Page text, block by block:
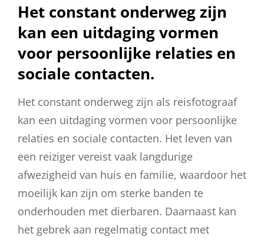
Het constant onderweg zijn
kan een uitdaging vormen
voor persoonlijke relaties en
sociale contacten.
Het constant onderweg zijn als reisfotograaf
kan een uitdaging vormen voor persoonlijke
relaties en sociale contacten. Het leven van
een reiziger vereist vaak langdurige
afwezigheid van huis en familie, waardoor het
moeilijk kan zijn om sterke banden te
onderhouden met dierbaren. Daarnaast kan
het gebrek aan regelmatig contact met